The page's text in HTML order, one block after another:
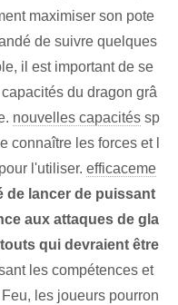
maximiser son pote
de suivre quelques
il est important de se
du dragon grâ
nouvelles capacités sp
connaître les forces et l
l'utiliser. efficaceme
de lancer de puissant
aux attaques de gla
qui devraient être
les compétences et
les joueurs pourron